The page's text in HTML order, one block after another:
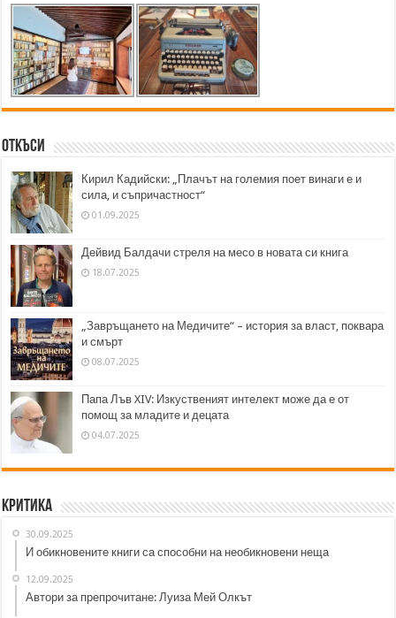
Откъси
Кирил Кадийски: „Плачът на големия поет винаги е и
сила, и съпричастност“
01.09.2025
Дейвид Балдачи стреля на месо в новата си книга
18.07.2025
„Завръщането на Медичите“ – история за власт, поквара
и смърт
08.07.2025
Папа Лъв XIV: Изкуственият интелект може да е от
помощ за младите и децата
04.07.2025
Критика
30.09.2025
И обикновените книги са способни на необикновени неща
12.09.2025
Автори за препрочитане: Луиза Мей Олкът